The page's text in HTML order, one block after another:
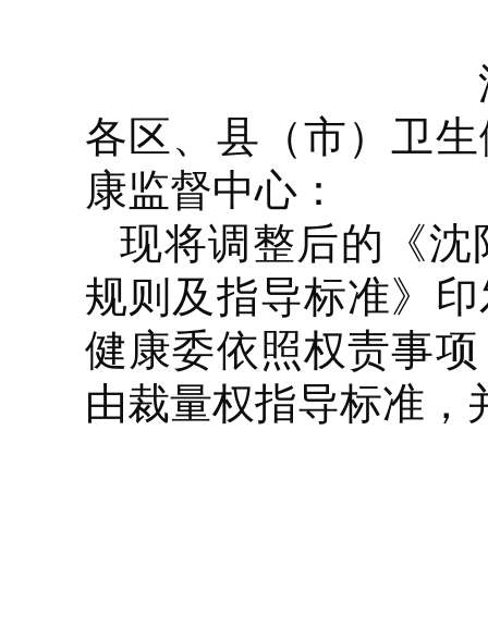
各区、县（市）卫
康监督中心：
现将调整后的 《
规则及指导标准》
健康委依照权责事
由裁量权指导标准，